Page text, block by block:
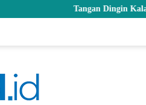
Tangan Dingin Kalapas